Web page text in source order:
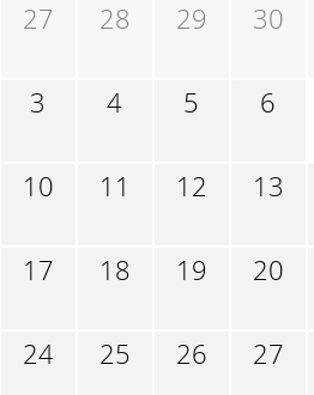
27 28 29 30
3 4 5 6
10 11 12 13
17 18 19 20
24 25 26 27